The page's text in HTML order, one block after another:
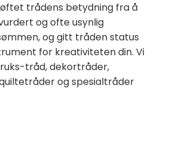
trådens betydning fra å
og ofte usynlig
og gitt tråden status
for kreativiteten din. Vi
tråd, dekortråder,
og spesialtråder